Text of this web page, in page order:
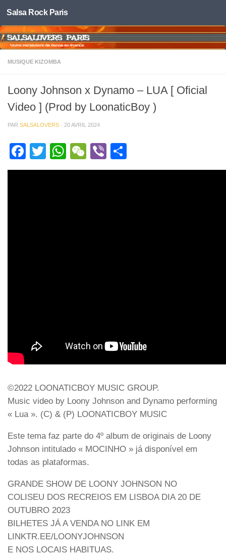
Skip to content
Salsa Rock Paris
MUSIQUE KIZOMBA
Loony Johnson x Dynamo – LUA [ Oficial
Video ] (Prod by LoonaticBoy )
PAR SALSALOVERS · 20 AVRIL 2024
Facebook
TwitterWhatsApp
WeChat
Viber
©2022 LOONATICBOY MUSIC GROUP.
Music video by Loony Johnson and Dynamo performing
« Lua ». (C) & (P) LOONATICBOY MUSIC
Este tema faz parte do 4º album de originais de Loony
Johnson intitulado « MOCINHO » já disponível em
todas as plataformas.
GRANDE SHOW DE LOONY JOHNSON NO
COLISEU DOS RECREIOS EM LISBOA DIA 20 DE
OUTUBRO 2023
BILHETES JÁ A VENDA NO LINK EM
LINKTR.EE/LOONYJOHNSON
E NOS LOCAIS HABITUAS.